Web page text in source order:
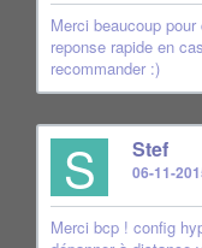
Merci beaucoup
reponse rapide en
recommander :)
S Stef
06-11-
Merci bcp ! config